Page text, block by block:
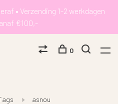
• Verzending 1-2 werkdagen
€100,-
0
asnou